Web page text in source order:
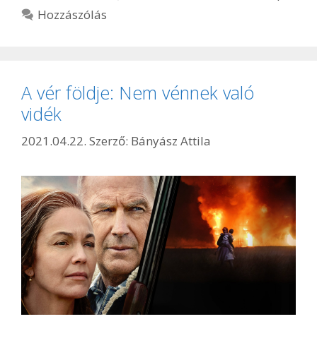
Hozzászólás
A vér földje: Nem vénnek való
vidék
2021.04.22. Szerző: Bányász Attila